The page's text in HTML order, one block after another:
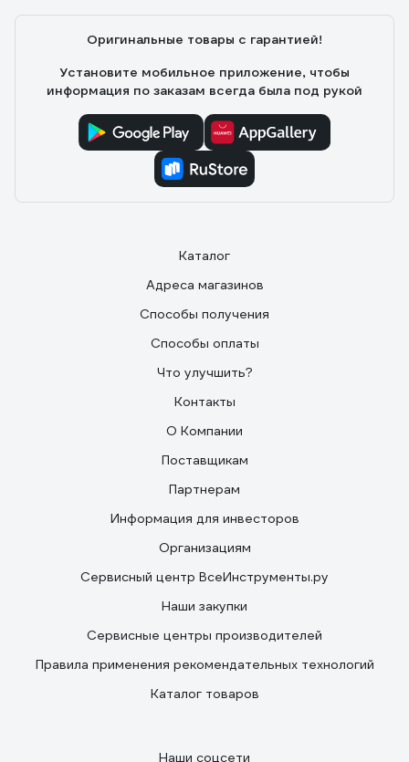
Оригинальные товары с гарантией!
Установите мобильное приложение, чтобы
информация по заказам всегда была под рукой
Каталог
Адреса магазинов
Способы получения
Способы оплаты
Что улучшить?
Контакты
О Компании
Поставщикам
Партнерам
Информация для инвесторов
Организациям
Сервисный центр ВсеИнструменты.ру
Наши закупки
Сервисные центры производителей
Правила применения рекомендательных технологий
Каталог товаров
Наши соцсети